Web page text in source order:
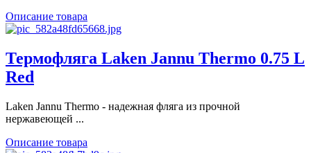
Описание товара
Термофляга Laken Jannu Thermo 0.75 L
Red
Laken Jannu Thermo - надежная фляга из прочной
нержавеющей ...
Описание товара